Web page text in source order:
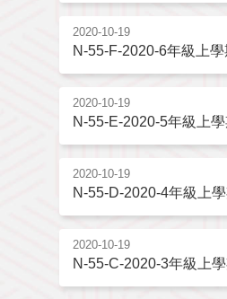
2020-10-19
N-55-F-2020-6年級上
2020-10-19
N-55-E-2020-5年級上
2020-10-19
N-55-D-2020-4年級上
2020-10-19
N-55-C-2020-3年級上